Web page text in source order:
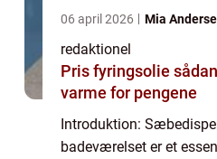
06 april 2026 Mia
redaktionel
Pris fyringsolie sådan får du mest
varme for pengene
Introduktion:
badeværelset er et